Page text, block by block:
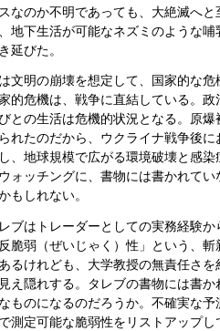
なのか不明であっても、大絶滅へ
地下生活が可能なネズミのような
延びた。
文明の崩壊を想定して、国家的な
的危機は、戦争に直結している。
との生活は危機的状況となる。原
れたのだから、ウクライナ戦争後
、地球規模で広がる環境破壊と感
ォッチングに、書物には書かれて
もしれない。
ブはトレーダーとしての実務経験
脆弱（ぜいじゃく）性」という、
るけれども、大学教授の無責任さ
え隠れする。タレブの書物には書
ものになるのだろうか。不確実な
測定可能な脆弱性をリストアップ